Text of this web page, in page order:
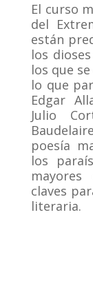
El curso
del
están
los
los que
lo que
Edgar
Julio
poesía
los
claves
literaria.